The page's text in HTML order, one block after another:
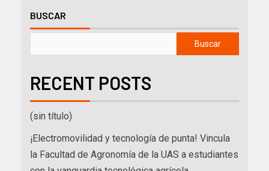
BUSCAR
Buscar
RECENT POSTS
(sin título)
¡Electromovilidad y tecnología de punta! Vincula
la Facultad de Agronomía de la UAS a estudiantes